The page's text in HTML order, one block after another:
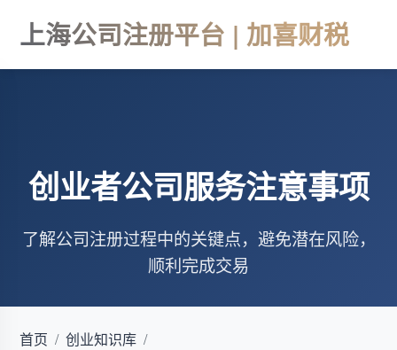
上海公司注册平台 | 加喜财税
创业者公司服务注意事项
了解公司注册过程中的关键点，避免潜在风险，
顺利完成交易
首页 / 创业知识库 /